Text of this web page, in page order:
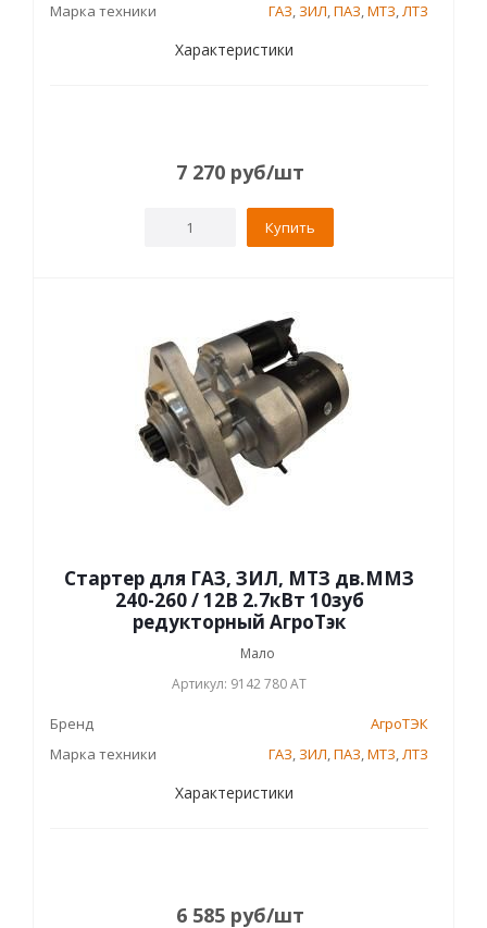
Марка техники
ГАЗ, ЗИЛ,ПАЗ,МТЗ,ЛТЗ
Характеристики
7 270руб/шт
Купить
Стартер для ГАЗ, ЗИЛ, МТЗ дв.ММЗ
240-260 / 12В 2.7кВт 10зуб
редукторный АгроТэк
Мало
Артикул: 9142 780 АТ
Бренд
АгроТЭК
Марка техники
ГАЗ, ЗИЛ,ПАЗ,МТЗ,ЛТЗ
Характеристики
6 585руб/шт